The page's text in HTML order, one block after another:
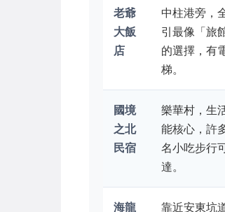
老爺
大飯
店
中柱港旁，
引最像「旅
的選擇，有
梯。
國境
之北
民宿
樂華村，生
能核心，許
名小吃步行
達。
海龍
靠近安東坑